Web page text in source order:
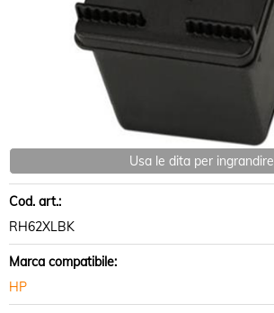
Usa le dita per ingrandire
Cod. art.:
RH62XLBK
Marca compatibile:
HP